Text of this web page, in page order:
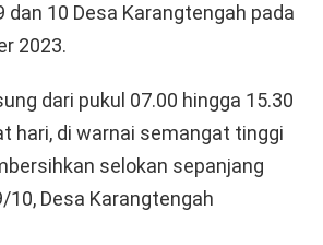
dan 10 Desa Karangtengah pada
2023.
dari pukul 07.00 hingga 15.30
hari, di warnai semangat tinggi
selokan sepanjang
10, Desa Karangtengah